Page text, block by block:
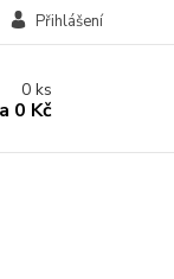
Přihlášení
0ks
0 Kč